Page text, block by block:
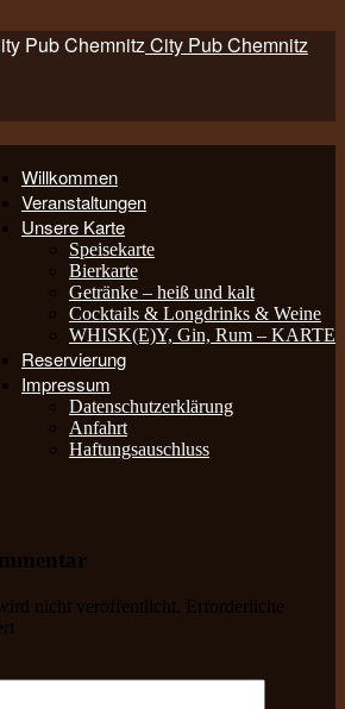
City Pub Chemnitz
Willkommen
Veranstaltungen
Unsere Karte
Speisekarte
Bierkarte
Getränke – heiß und kalt
Cocktails & Longdrinks & Weine
WHISK(E)Y, Gin, Rum – KARTE
Reservierung
Impressum
Datenschutzerklärung
Anfahrt
Haftungsauschluss
nicht veröffentlicht.
Erforderliche